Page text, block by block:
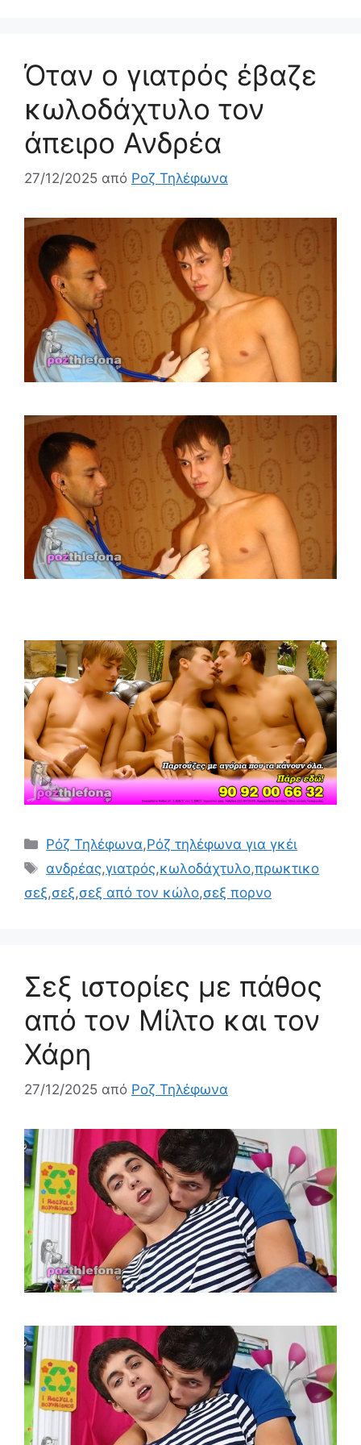
Όταν ο γιατρός έβαζε
κωλοδάχτυλο τον
άπειρο Ανδρέα
27/12/2025 από Ροζ Τηλέφωνα
Κατηγορίες
Ρόζ Τηλέφωνα,Ρόζ τηλέφωνα για γκέι
Ετικέτες
ανδρέας,γιατρός,κωλοδάχτυλο,πρωκτικο
σεξ,σεξ,σεξ από τον κώλο,σεξ πορνο
Σεξ ιστορίες με πάθος
από τον Μίλτο και τον
Χάρη
27/12/2025 από Ροζ Τηλέφωνα